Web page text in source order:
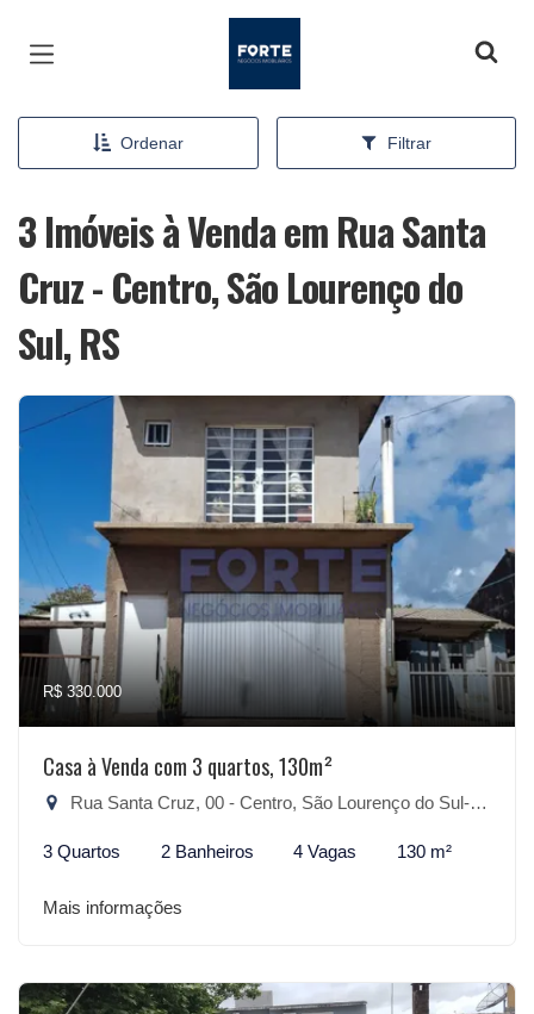
Ordenar Filtrar
3 Imóveis à Venda em Rua Santa
Cruz - Centro, São Lourenço do
Sul, RS
R$ 330.000
Casa à Venda com 3 quartos, 130m²
Rua Santa Cruz, 00 - Centro, São Lourenço do Sul-RS
3 Quartos 2 Banheiros 4 Vagas 130 m²
Mais informações